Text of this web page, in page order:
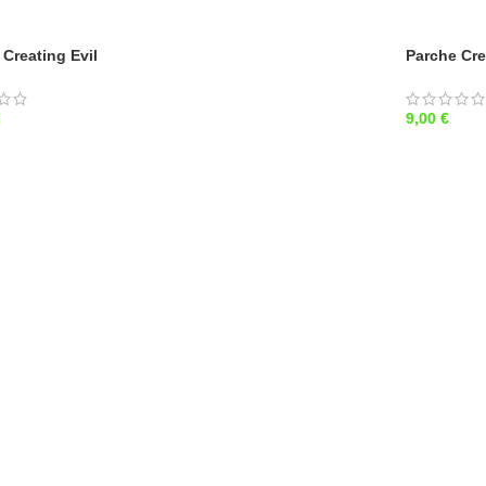
Creating Evil Parche
9,00 €